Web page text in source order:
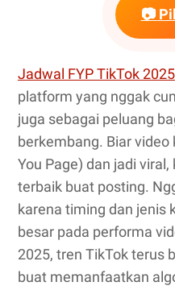
📷
Jadwal FYP TikTok 2025
platform yang nggak
juga sebagai peluang
berkembang. Biar video
You Page) dan jadi
terbaik buat posting.
karena timing dan jenis
besar pada performa
2025, tren TikTok terus
buat memanfaatkan